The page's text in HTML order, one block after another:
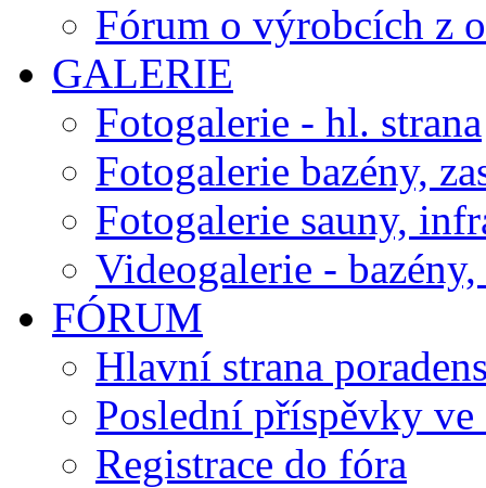
Fórum o výrobcích z
GALERIE
Fotogalerie - hl. strana
Fotogalerie bazény,
Fotogalerie sauny,
Videogalerie - bazény,
FÓRUM
Hlavní strana
Poslední příspěvky
Registrace do fóra